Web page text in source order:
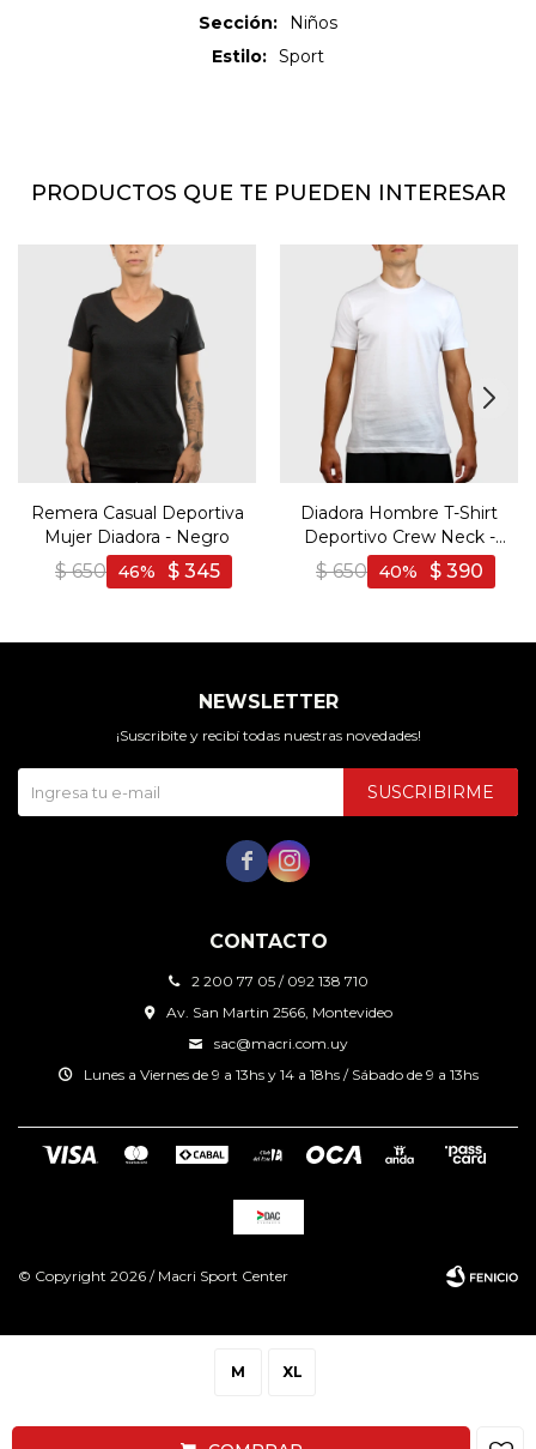
M XL
Sección
Niños
Estilo
Sport
PRODUCTOS QUE TE PUEDEN INTERESAR
Remera Casual Deportiva
Mujer Diadora - Negro
$ 650 $ 345
46
Diadora Hombre T-Shirt
Deportivo Crew Neck -
Blanco
$ 650 $ 390
40
CONTACTO
2 200 77 05 / 092 138 710
Av. San Martin 2566, Montevideo
sac@macri.com.uy
Lunes a Viernes de 9 a 13hs y 14 a 18hs / Sábado de 9 a 13hs
NEWSLETTER
¡Suscribite y recibí todas nuestras novedades!
SUSCRIBIRME
 
© Copyright 2026 / Macri Sport Center
Fenicio